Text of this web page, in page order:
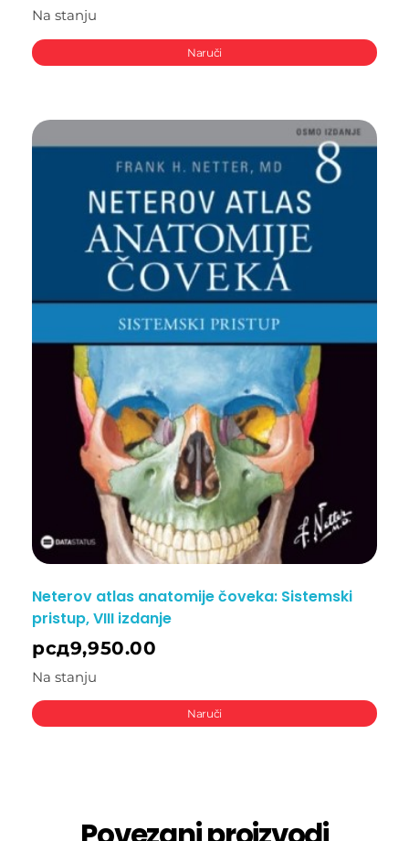
Na stanju
Naruči
Neterov atlas anatomije čoveka: Sistemski
pristup, VIII izdanje
рсд9,950.00
Na stanju
Naruči